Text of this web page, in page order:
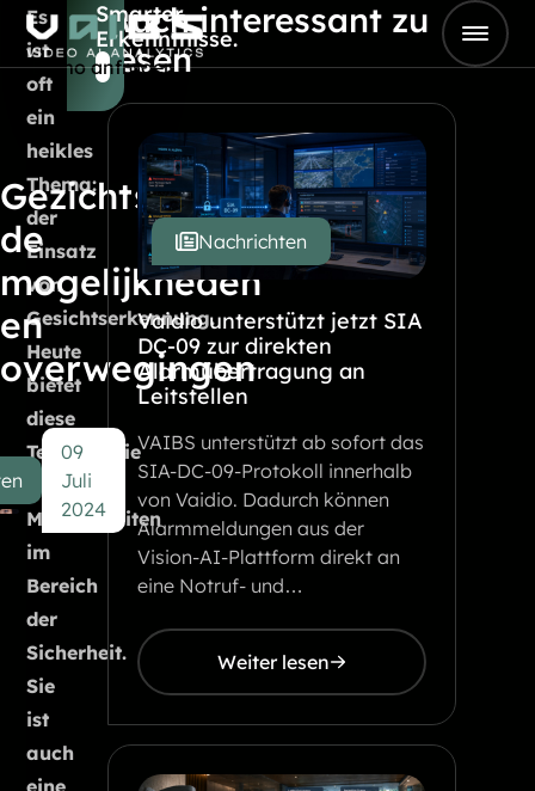
Skip to content
Go to Home
Gezichtsherkenning:
de
mogelijkheden
en
overwegingen
09
Juli
2024
Es
ist
oft
ein
heikles
Thema:
der
Einsatz
von
Gesichtserkennung.
Heute
bietet
diese
Technologie
unzählige
Möglichkeiten
im
Bereich
der
Sicherheit.
Sie
ist
auch
eine
Smarter
Erkenntnisse.
Demo anfragen
Auch interessant zu
lesen
Vaidio unterstützt jetzt SIA
DC-09 zur direkten
Alarmübertragung an
Leitstellen
VAIBS unterstützt ab sofort das
SIA-DC-09-Protokoll innerhalb
von Vaidio. Dadurch können
Alarmmeldungen aus der
Vision-AI-Plattform direkt an
eine Notruf- und…
Weiter lesen
Nachrichten